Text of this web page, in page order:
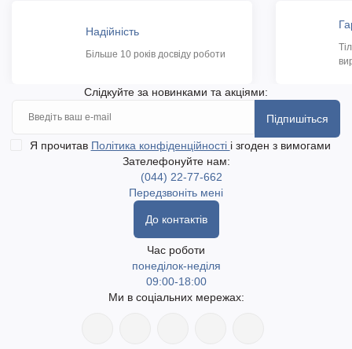
Надійність
Більше 10 років досвіду роботи
Слідкуйте за новинками та акціями:
Підпишіться
Я прочитав Політика конфіденційності і згоден з вимогами
Зателефонуйте нам:
(044) 22-77-662
Передзвоніть мені
До контактів
Час роботи
понеділок-неділя
09:00-18:00
Ми в соціальних мережах: